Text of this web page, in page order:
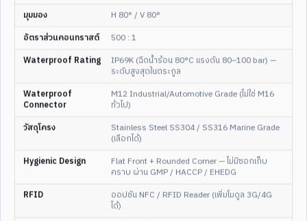
3/4
ENT-WP-111
สเปกแรง Performance
21.5" FULL HD IP65/66/67
21.5" Capacitive Touch Full
Steel Fanless Panel PC —
21.5" FULL HD IP65/66/67
21.5" Stainless Steel
Integrated Embedded
มุมมอง
H 80° / V 80°
อัตราส่วนคอนทราสต์
500 : 1
Waterproof Rating
IP69K (ฉีดน้ำร้อน 80°C แรงดัน 80–100 bar) —
ระดับสูงสุดในตระกูล
Waterproof
Connector
M12 Industrial/Automotive Grade (ไม่ใช่ M16
ทั่วไป)
วัสดุโครง
Stainless Steel SS304 / SS316 Marine Grade
(เลือกได้)
Hygienic Design
Flat Front + Rounded Corner — ไม่มีซอกเก็บ
คราบ ผ่าน GMP / HACCP / EHEDG
RFID
ออปชัน NFC / RFID Reader (เพิ่มโมดูล 3G/4G
ได้)